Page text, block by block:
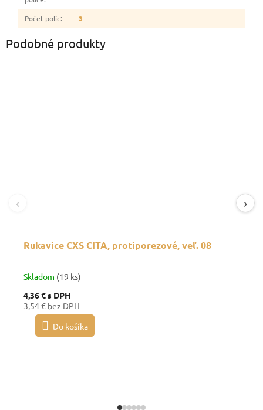
Počet políc: 3
Podobné produkty
Rukavice CXS CITA, protiporezové, veľ. 08
Skladom (19 ks)
4,36 €s DPH
3,54 € bez DPH
Do košíka
‹ ›